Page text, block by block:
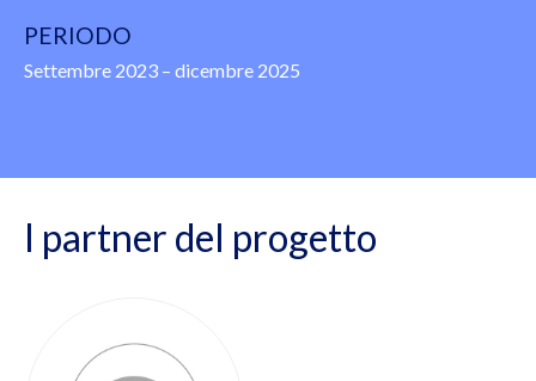
PERIODO
Settembre 2023 – dicembre 2025
I partner del progetto